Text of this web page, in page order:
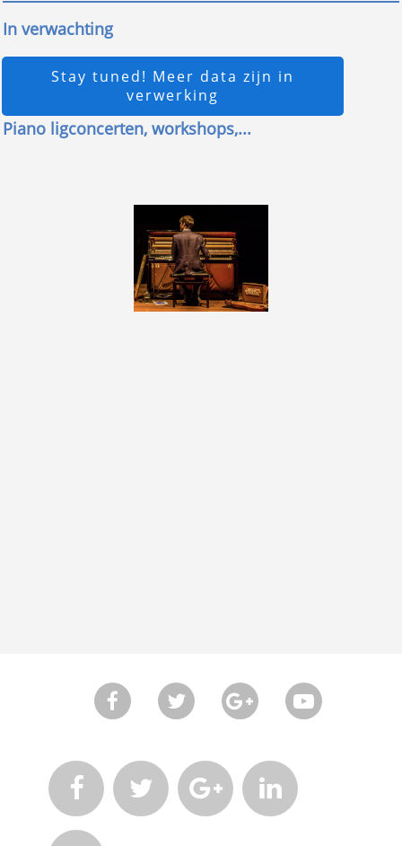
In verwachting
Stay tuned! Meer data zijn in
verwerking
Piano ligconcerten, workshops,...
   
   